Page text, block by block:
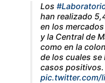
Los
han realizado
en los
y la Central de
como en la
de los cuales
casos positivos.
pic.twitter.com/